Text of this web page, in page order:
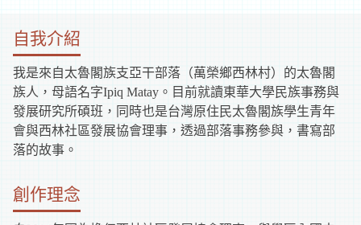
體
驗
逛
市
集
補
助
訊
自我介紹
我是來自太魯閣族支亞干部落（萬榮鄉西林村）的太魯閣
族人，母語名字Ipiq Matay。目前就讀東華大學民族事務與
發展研究所碩班，同時也是台灣原住民太魯閣族學生青年
會與西林社區發展協會理事，透過部落事務參與，書寫部
落的故事。
創作理念